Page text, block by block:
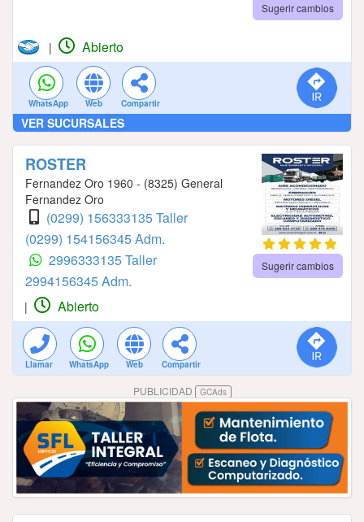
Sugerir cambios
| Abierto
WhatsApp Web Compartir
VER SUCURSALES
ROSTER
Fernandez Oro 1960 - (8325) General
Fernandez Oro
(0299) 156333135 Taller
(0299) 154156345 Adm.
2996333135 Taller
2994156345 Adm.
Sugerir cambios
| Abierto
Llamar WhatsApp Web Compartir
PUBLICIDAD GCAds